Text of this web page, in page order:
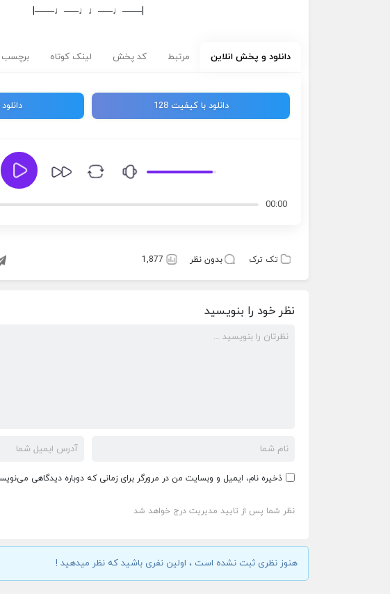
|——♩—–♩♩—–♩——|
دانلود و پخش انلاین مرتبط کد پخش لینک کوتاه برچسب
دانلود با کیفیت 128 دانلود
00:00
تک ترک بدون نظر 1,877
نظر خود را بنویسید
ذخیره نام، ایمیل و وبسایت من در مرورگر برای زمانی که دوباره دیدگاهی
نظر شما پس از تایید مدیریت درج خواهد شد
هنوز نظری ثبت نشده است ، اولین نفری باشید که نظر میدهید !